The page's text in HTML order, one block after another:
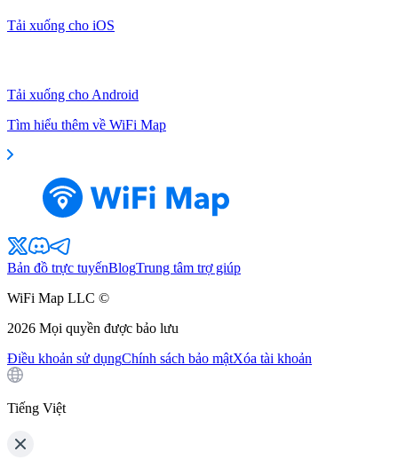
Tải xuống cho iOS
Tải xuống cho Android
Tìm hiểu thêm về WiFi Map
Bản đồ trực tuyếnBlogTrung tâm trợ giúp
WiFi Map LLC ©
2026 Mọi quyền được bảo lưu
Điều khoản sử dụngChính sách bảo mậtXóa tài khoản
Tiếng Việt